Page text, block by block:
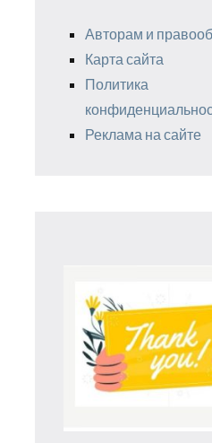
Авторам и
Карта сайта
Политика
Реклама на сайте